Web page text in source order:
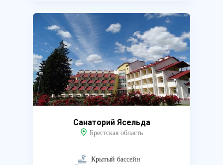
Санаторий Ясельда
Брестская область
Крытый бассейн